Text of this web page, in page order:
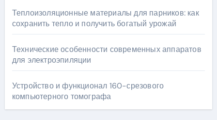
Теплоизоляционные материалы для парников: как
сохранить тепло и получить богатый урожай
Технические особенности современных аппаратов
для электроэпиляции
Устройство и функционал 160-срезового
компьютерного томографа